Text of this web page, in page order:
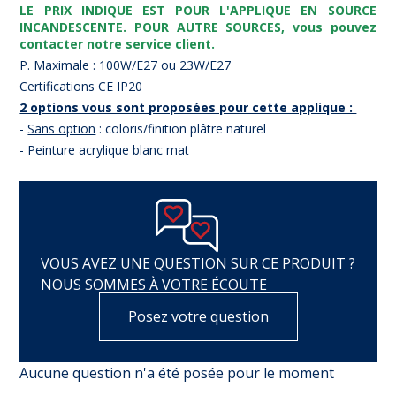
LE PRIX INDIQUE EST POUR L'APPLIQUE EN SOURCE
INCANDESCENTE. POUR AUTRE SOURCES, vous pouvez
contacter notre service client.
P. Maximale : 100W/E27 ou 23W/E27
Certifications CE IP20
2 options vous sont proposées pour cette applique :
-Sans option : coloris/finition plâtre naturel
- Peinture acrylique blanc mat
VOUS AVEZ UNE QUESTION SUR CE PRODUIT ?
NOUS SOMMES À VOTRE ÉCOUTE
Posez votre question
Aucune question n'a été posée pour le moment